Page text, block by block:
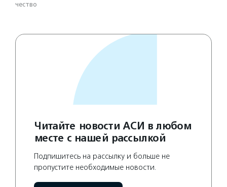
чест­во
Читайте новости АСИ в любом
месте с нашей рассылкой
Подпишитесь на рассылку и больше не
пропустите необходимые новости.